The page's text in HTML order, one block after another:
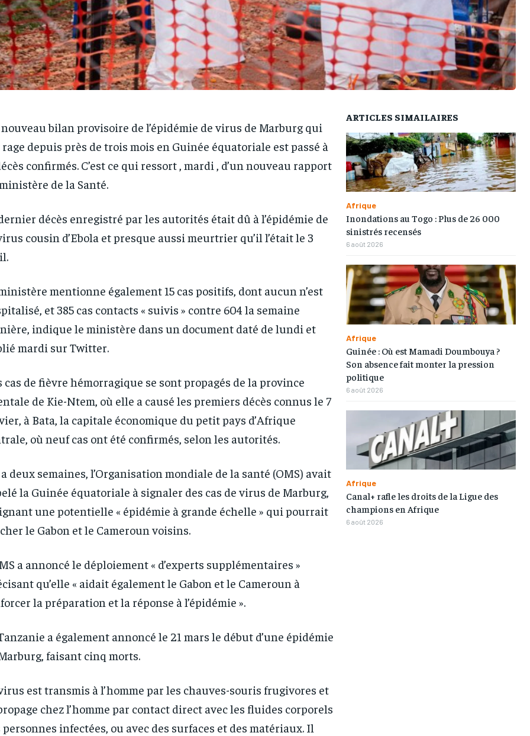
TOGOREGARD
LOMEBOUGEINFO
NOUVELLE D’AFRIQUE
LEDEFENSEURINFO
ACTU LOMÉ
and you
RECOMMENDED
1-YEAR
/ year
Pay now and you get access to exclusive
news and articles for a whole year.
/ month
By agreeing to this tier, you are billed
every month after the first one until you
opt out of the monthly subscription.
and you
RECOMMENDED
1-YEAR
/ year
Pay now and you get access to exclusive
news and articles for a whole year.
/ month
By agreeing to this tier, you are billed
every month after the first one until you
opt out of the monthly subscription.
TOGOREGARD
LOMEBOUGEINFO
NOUVELLE D’AFRIQUE
LEDEFENSEURINFO
ACTU LOMÉ
TOGOREGARD
LOMEBOUGEINFO
NOUVELLE D’AFRIQUE
LEDEFENSEURINFO
ACTU LOMÉ
TOGOREGARD
LOMEBOUGEINFO
NOUVELLE D’AFRIQUE
LEDEFENSEURINFO
ACTU LOMÉ
bilan provisoire de l’épidémie de virus de Marburg qui
depuis près de trois mois en Guinée équatoriale est passé à
confirmés. C’est ce qui ressort , mardi , d’un nouveau rapport
de la Santé.
décès enregistré par les autorités était dû à l’épidémie de
cousin d’Ebola et presque aussi meurtrier qu’il l’était le 3
mentionne également 15 cas positifs, dont aucun n’est
et 385 cas contacts « suivis » contre 604 la semaine
indique le ministère dans un document daté de lundi et
mardi sur Twitter.
cas de fièvre hémorragique se sont propagés de la province
de Kie-Ntem, où elle a causé les premiers décès connus le 7
à Bata, la capitale économique du petit pays d’Afrique
où neuf cas ont été confirmés, selon les autorités.
deux semaines, l’Organisation mondiale de la santé (OMS) avait
la Guinée équatoriale à signaler des cas de virus de Marburg,
une potentielle « épidémie à grande échelle » qui pourrait
le Gabon et le Cameroun voisins.
a annoncé le déploiement « d’experts supplémentaires »
qu’elle « aidait également le Gabon et le Cameroun à
la préparation et la réponse à l’épidémie ».
a également annoncé le 21 mars le début d’une épidémie
faisant cinq morts.
est transmis à l’homme par les chauves-souris frugivores et
chez l’homme par contact direct avec les fluides corporels
personnes infectées, ou avec des surfaces et des matériaux. Il
ARTICLES SIMAILAIRES
Afrique
Inondations au Togo : Plus de 26 000
sinistrés recensés
6 août 2026
Afrique
Guinée : Où est Mamadi Doumbouya ?
Son absence fait monter la pression
politique
6 août 2026
Afrique
Canal+ rafle les droits de la Ligue des
champions en Afrique
6 août 2026